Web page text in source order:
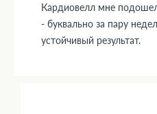
Кардиовелл мне
- буквально за пару
устойчивый результат.